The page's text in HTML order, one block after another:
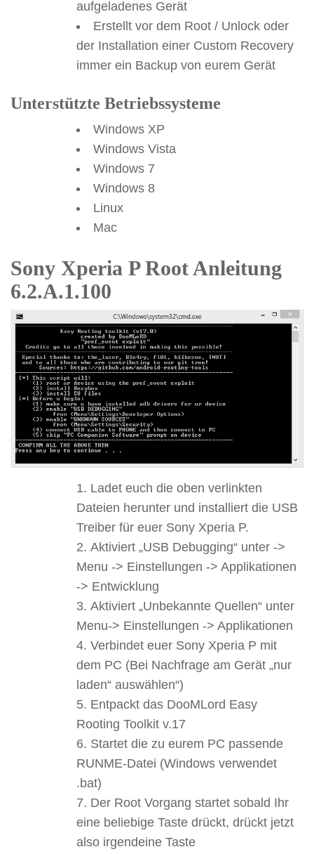
aufgeladenes Gerät
Erstellt vor dem Root / Unlock oder
der Installation einer Custom Recovery
immer ein Backup von eurem Gerät
Unterstützte Betriebssysteme
Windows XP
Windows Vista
Windows 7
Windows 8
Linux
Mac
Sony Xperia P Root Anleitung
6.2.A.1.100
Ladet euch die oben verlinkten
Dateien herunter und installiert die USB
Treiber für euer Sony Xperia P.
Aktiviert „USB Debugging“ unter ->
Menu -> Einstellungen -> Applikationen
-> Entwicklung
Aktiviert „Unbekannte Quellen“ unter
Menu-> Einstellungen -> Applikationen
Verbindet euer Sony Xperia P mit
dem PC (Bei Nachfrage am Gerät „nur
laden“ auswählen“)
Entpackt das DooMLord Easy
Rooting Toolkit v.17
Startet die zu eurem PC passende
RUNME-Datei (Windows verwendet
.bat)
Der Root Vorgang startet sobald Ihr
eine beliebige Taste drückt, drückt jetzt
also irgendeine Taste